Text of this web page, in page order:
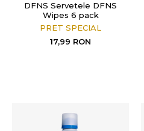
DFNS Servetele DFNS
Wipes 6 pack
PRET SPECIAL
17,99 RON